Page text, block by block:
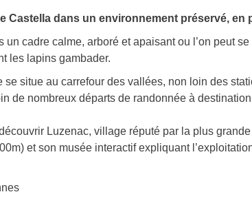
Castella dans un environnement préservé, en
cadre calme, arboré et apaisant ou l’on peut
les lapins gambader.
situe au carrefour des vallées, non loin des
de nombreux départs de randonnée à
Luzenac, village réputé par la plus
et son musée interactif expliquant